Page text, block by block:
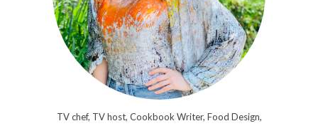
TV chef, TV host, Cookbook Writer, Food Design,